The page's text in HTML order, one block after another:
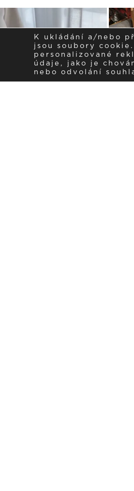
K ukládání a/nebo
jsou soubory
personalizované
údaje, jako je
nebo odvolání